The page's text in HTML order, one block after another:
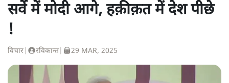
सर्वे में मोदी आगे, हक़ीक़त में देश पीछे
!
विचार रविकान्त 29 MAR, 2025